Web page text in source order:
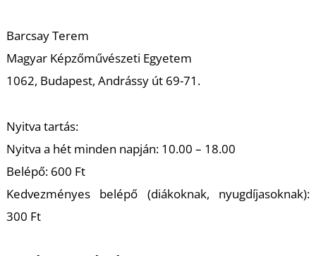
Barcsay Terem
Magyar Képzőművészeti Egyetem
1062, Budapest, Andrássy út 69-71.
Nyitva tartás:
Nyitva a hét minden napján: 10.00 – 18.00
Belépő: 600 Ft
Kedvezményes belépő (diákoknak, nyugdíjasoknak):
300 Ft